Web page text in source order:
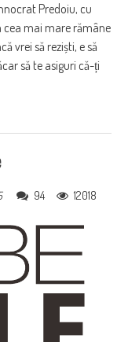
Predoiu, cu
cea mai mare rămâne
vrei să reziști, e să
să te asiguri că-ți
94 12018